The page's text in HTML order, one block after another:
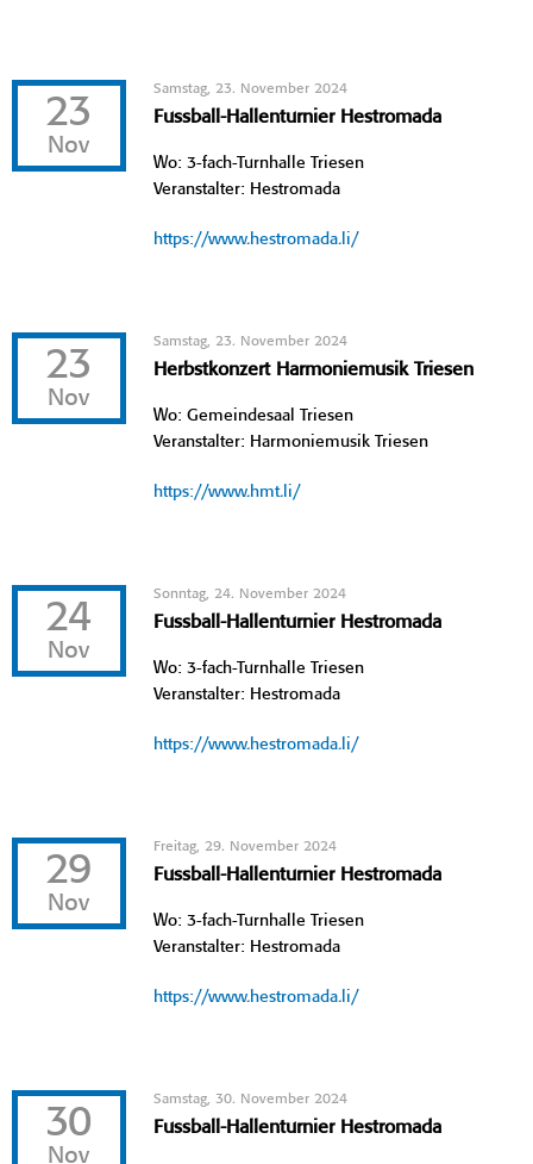
23
Nov
Samstag, 23. November 2024
Fussball-Hallenturnier Hestromada
Wo: 3-fach-Turnhalle Triesen
Veranstalter: Hestromada
https://www.hestromada.li/
23
Nov
Samstag, 23. November 2024
Herbstkonzert Harmoniemusik Triesen
Wo: Gemeindesaal Triesen
Veranstalter: Harmoniemusik Triesen
https://www.hmt.li/
24
Nov
Sonntag, 24. November 2024
Fussball-Hallenturnier Hestromada
Wo: 3-fach-Turnhalle Triesen
Veranstalter: Hestromada
https://www.hestromada.li/
29
Nov
Freitag, 29. November 2024
Fussball-Hallenturnier Hestromada
Wo: 3-fach-Turnhalle Triesen
Veranstalter: Hestromada
https://www.hestromada.li/
30
Nov
Samstag, 30. November 2024
Fussball-Hallenturnier Hestromada